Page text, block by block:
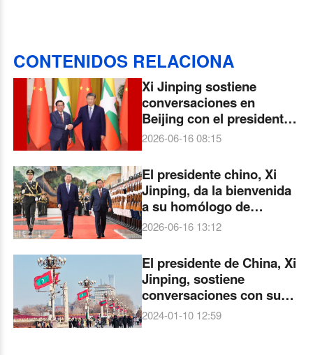
CONTENIDOS RELACIONA
Xi Jinping sostiene
conversaciones en
Beijing con el presidente
de Myanmar, Min Aung
2026-06-16 08:15
El presidente chino, Xi
Jinping, da la bienvenida
a su homólogo de
Myanmar, Min Aung
2026-06-16 13:12
El presidente de China, Xi
Jinping, sostiene
conversaciones con su
homólogo de Maldivas,
2024-01-10 12:59